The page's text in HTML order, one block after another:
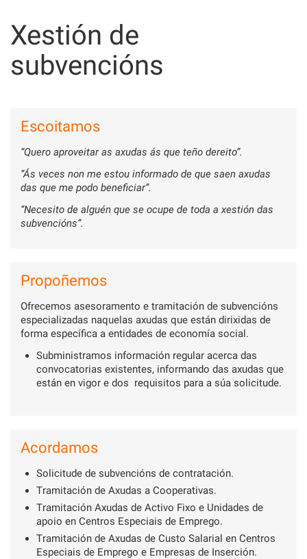
content
Xestión de
subvencións
Escoitamos
“Quero aproveitar as axudas ás que teño dereito”.
“Ás veces non me estou informado de que saen axudas
das que me podo beneficiar”.
“Necesito de alguén que se ocupe de toda a xestión das
subvencións”.
Propoñemos
Ofrecemos asesoramento e tramitación de subvencións
especializadas naquelas axudas que están dirixidas de
forma específica a entidades de economía social.
Subministramos información regular acerca das
convocatorias existentes, informando das axudas que
están en vigor e dos requisitos para a súa solicitude.
Acordamos
Solicitude de subvencións de contratación.
Tramitación de Axudas a Cooperativas.
Tramitación Axudas de Activo Fixo e Unidades de
apoio en Centros Especiais de Emprego.
Tramitación de Axudas de Custo Salarial en Centros
Especiais de Emprego e Empresas de Inserción.